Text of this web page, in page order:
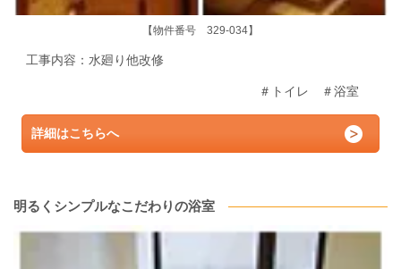
【物件番号 329-034】
工事内容：水廻り他改修
＃トイレ ＃浴室
詳細はこちらへ
明るくシンプルなこだわりの浴室